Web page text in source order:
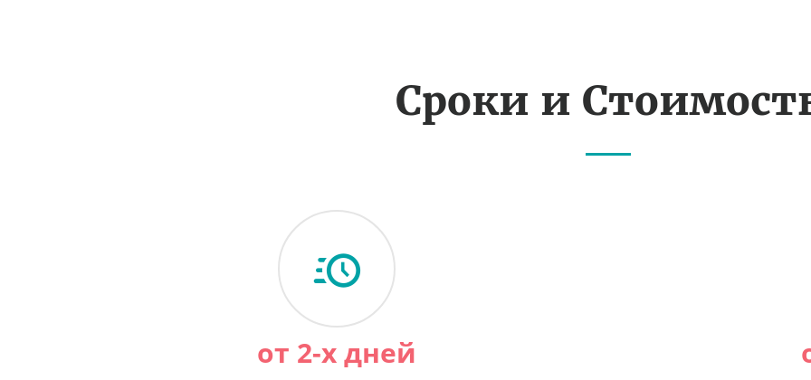
Сроки и
от 2-х дней